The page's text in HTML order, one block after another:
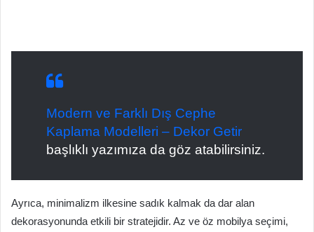
Modern ve Farklı Dış Cephe
Kaplama Modelleri – Dekor Getir
başlıklı yazımıza da göz atabilirsiniz.
Ayrıca, minimalizm ilkesine sadık kalmak da dar alan
dekorasyonunda etkili bir stratejidir. Az ve öz mobilya seçimi,